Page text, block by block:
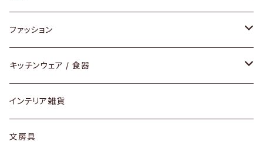
チェア / スツール
ダイニングセット / ダイニングテーブル
ローテーブル / サイドテーブル
デスク / コンソール
ペンダントライト
テーブルランプ / デスクスタンド
フロアライト
ファッション
アクセサリー
リング
ピアス / イヤリング
財布
バッグ
キッチンウェア / 食器
グラス / タンブラー
カップ / マグ
インテリア雑貨
文房具